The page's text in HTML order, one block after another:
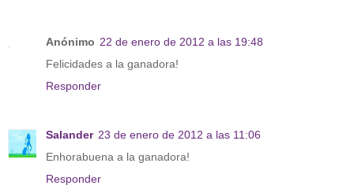
Anónimo 22 de enero de 2012 a las 19:48
Felicidades a la ganadora!
Responder
Salander 23 de enero de 2012 a las 11:06
Enhorabuena a la ganadora!
Responder